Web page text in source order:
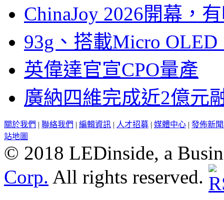
ChinaJoy 2026開幕，
93g、搭載Micro
英偉達官宣CPO量產
廣納四維完成近2億元
關於我們 | 聯絡我們 | 編輯資訊 | 人才招募 | 媒體中心 | 發佈新
站地圖
© 2018 LEDinside, a
Corp. All rights reserved.